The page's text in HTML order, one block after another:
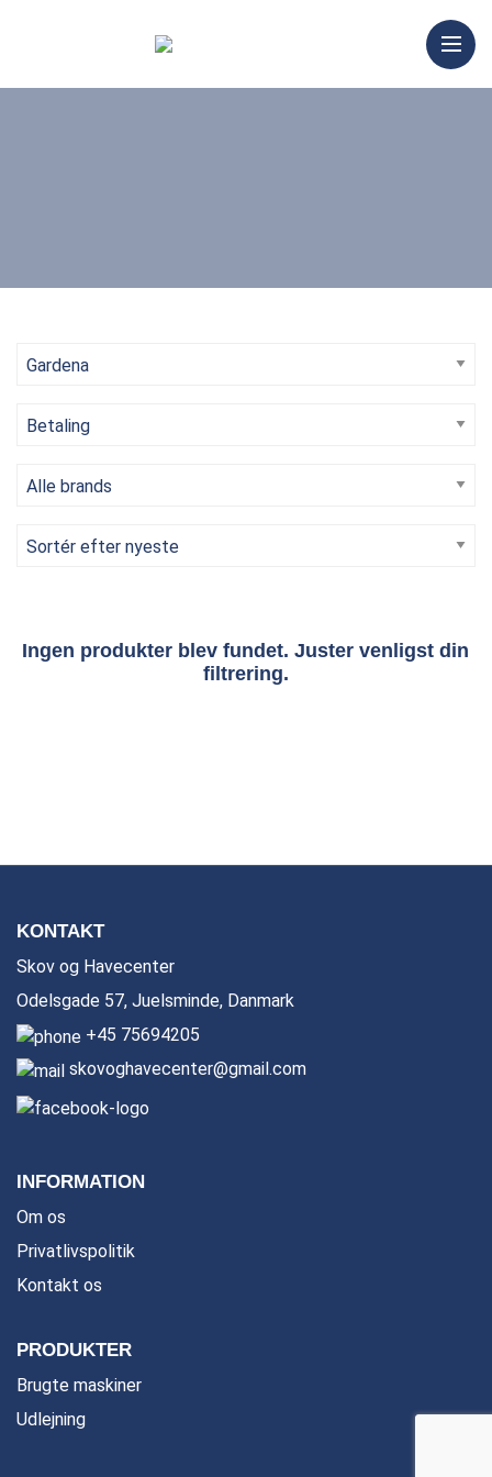
Ingen produkter blev fundet. Juster venligst din
filtrering.
KONTAKT
Skov og Havecenter
Odelsgade 57, Juelsminde, Danmark
+45 75694205
skovoghavecenter@gmail.com
INFORMATION
Om os
Privatlivspolitik
Kontakt os
PRODUKTER
Brugte maskiner
Udlejning